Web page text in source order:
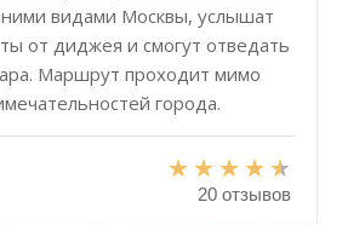
видами Москвы, услышат
от диджея и смогут отведать
Маршрут проходит мимо
города.
20 отзывов